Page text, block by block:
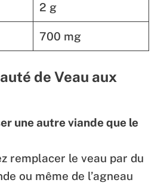
2 g
700 mg
de Veau aux
une autre viande que le
remplacer le veau par du
ou même de l’agneau